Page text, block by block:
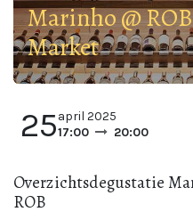
Marinho @
Market
25april 2025
17:00
20:00
Overzichtsdegustatie
ROB